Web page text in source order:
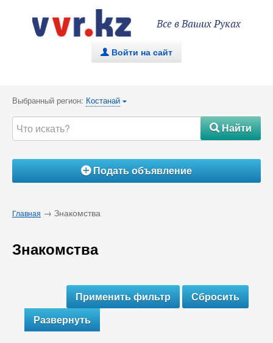
Все в Ваших Руках
. Войти на сайт
Выбранный регион: Костанай {
#Найти
ÁПодать объявление
Главная → Знакомства
Знакомства
Развернуть